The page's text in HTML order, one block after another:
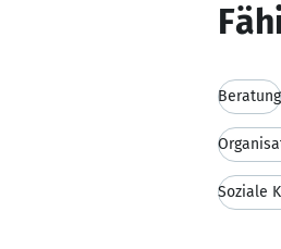
Beratung
Soziale